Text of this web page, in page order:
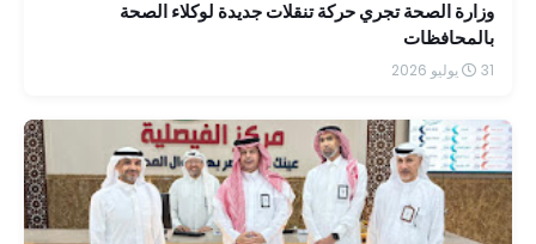
وزارة الصحة تجري حركة تنقلات جديدة لوكلاء الصحة
بالمحافظات
31 يوليو 2026